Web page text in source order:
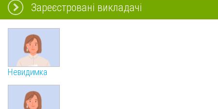
Зареєстровані викладачі
Невидимка